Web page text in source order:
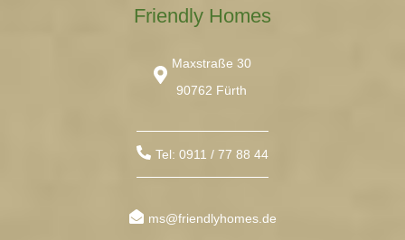
Friendly Homes
Maxstraße 30
90762 Fürth
Tel: 0911 / 77 88 44
ms@friendlyhomes.de